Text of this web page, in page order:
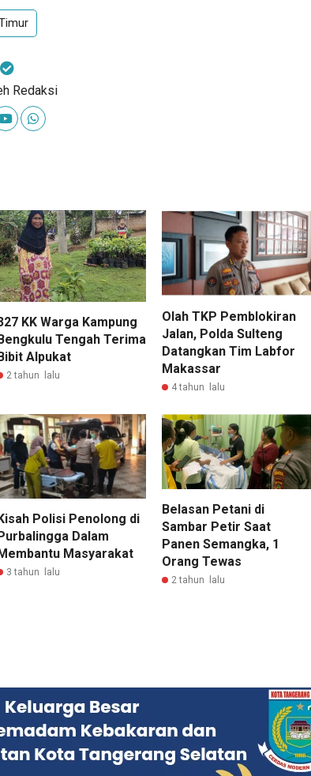
Redaksi
KK Warga Kampung
Tengah Terima
Alpukat
2 tahun lalu
Olah TKP Pemblokiran
Jalan, Polda Sulteng
Datangkan Tim Labfor
Makassar
4 tahun lalu
Polisi Penolong di
Dalam
Masyarakat
3 tahun lalu
Belasan Petani di
Sambar Petir Saat
Panen Semangka, 1
Orang Tewas
2 tahun lalu